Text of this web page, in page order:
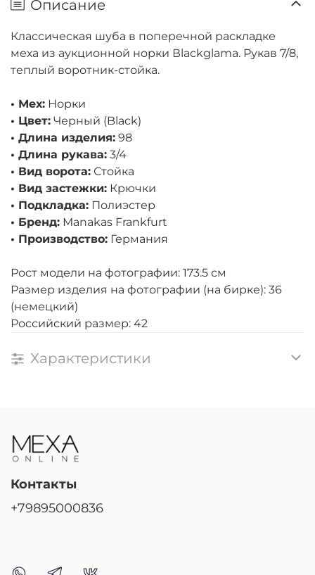
Описание
Классическая шуба в поперечной раскладке
меха из аукционной норки Вlackglama. Рукав 7/8,
теплый воротник-стойка.
• Мех: Норки
• Цвет: Черный (Black)
• Длина изделия: 98
• Длина рукава: 3/4
• Вид ворота: Стойка
• Вид застежки: Крючки
• Подкладка: Полиэстер
• Бренд: Manakas Frankfurt
• Производство: Германия
Рост модели на фотографии: 173.5 см
Размер изделия на фотографии (на бирке): 36
(немецкий)
Российский размер: 42
Характеристики
Контакты
+79895000836